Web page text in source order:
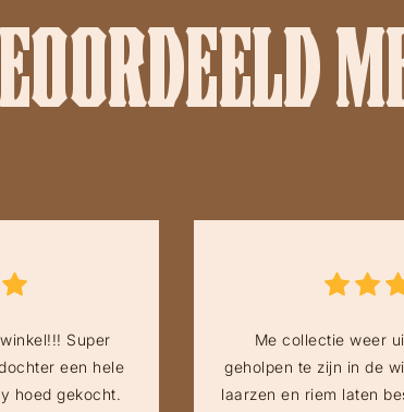
Super
een hele
hoed gekocht.
Me collectie weer
geholpen te zijn in de
laarzen en riem laten